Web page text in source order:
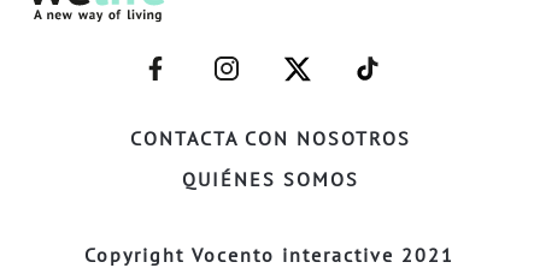
CONTACTA CON NOSOTROS
QUIÉNES SOMOS
–
FACEBOOK–
–
INSTAGRAM–
–
TWITTER–
–
WELIFE–
Copyright Vocento interactive 2021